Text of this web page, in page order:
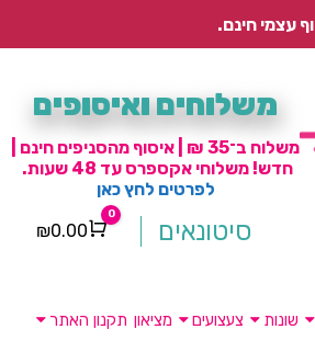
משלוחים ואיסופים
משלוח ב־35 ₪ | איסוף מהסניפים חינם |
חדש! משלוחי אקספרס עד 48 שעות.
לפרטים לחץ כאן
סיטונאים Cart
0
₪0.00
שונות צעצועים מציאון תקנון האתר